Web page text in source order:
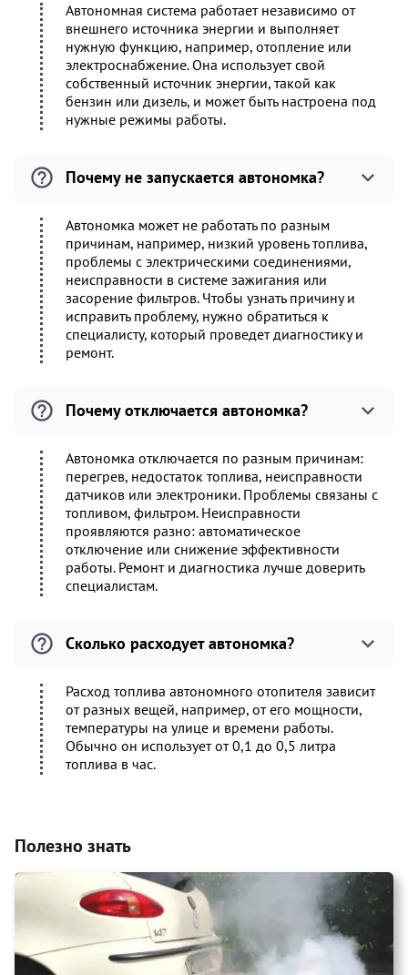
Автономная система работает независимо от
внешнего источника энергии и выполняет
нужную функцию, например, отопление или
электроснабжение. Она использует свой
собственный источник энергии, такой как
бензин или дизель, и может быть настроена под
нужные режимы работы.
Почему не запускается автономка?
Автономка может не работать по разным
причинам, например, низкий уровень топлива,
проблемы с электрическими соединениями,
неисправности в системе зажигания или
засорение фильтров. Чтобы узнать причину и
исправить проблему, нужно обратиться к
специалисту, который проведет диагностику и
ремонт.
Почему отключается автономка?
Автономка отключается по разным причинам:
перегрев, недостаток топлива, неисправности
датчиков или электроники. Проблемы связаны с
топливом, фильтром. Неисправности
проявляются разно: автоматическое
отключение или снижение эффективности
работы. Ремонт и диагностика лучше доверить
специалистам.
Сколько расходует автономка?
Расход топлива автономного отопителя зависит
от разных вещей, например, от его мощности,
температуры на улице и времени работы.
Обычно он использует от 0,1 до 0,5 литра
топлива в час.
Полезно знать